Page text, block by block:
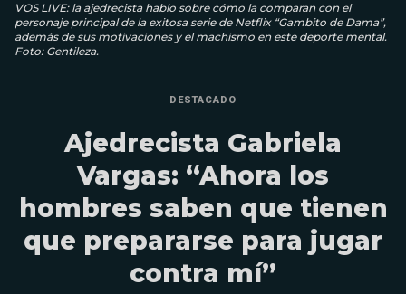
VOS LIVE: la ajedrecista hablo sobre cómo la comparan con el
personaje principal de la exitosa serie de Netflix “Gambito de Dama”,
además de sus motivaciones y el machismo en este deporte mental.
Foto: Gentileza.
DESTACADO
Ajedrecista Gabriela
Vargas: “Ahora los
hombres saben que tienen
que prepararse para jugar
contra mí”